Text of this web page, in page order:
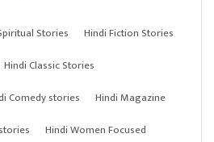
Stories
Hindi Fiction Stories
Hindi Classic Stories
Comedy stories
Hindi Magazine
Hindi Women Focused